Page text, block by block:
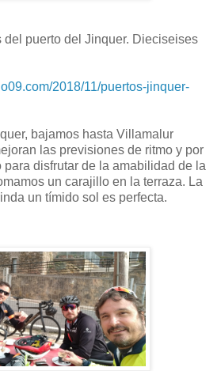
puerto del Jinquer. Dieciseises
2018/11/puertos-jinquer-
bajamos hasta Villamalur
las previsiones de ritmo y por
disfrutar de la amabilidad de la
un carajillo en la terraza. La
un tímido sol es perfecta.